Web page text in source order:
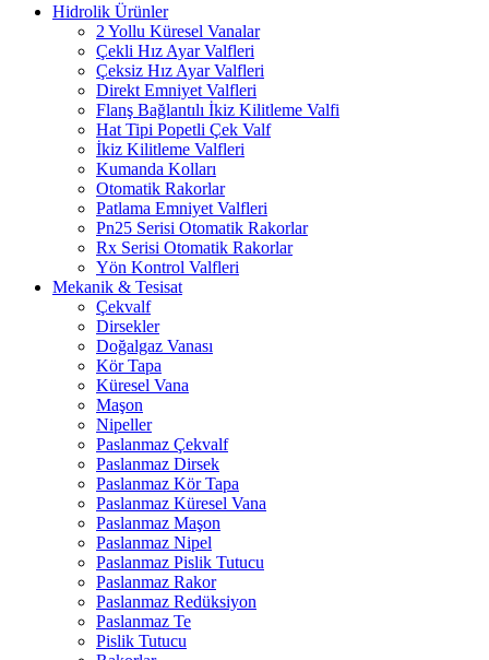
Hidrolik Ürünler
2 Yollu Küresel Vanalar
Çekli Hız Ayar Valfleri
Çeksiz Hız Ayar Valfleri
Direkt Emniyet Valfleri
Flanş Bağlantılı İkiz Kilitleme Valfi
Hat Tipi Popetli Çek Valf
İkiz Kilitleme Valfleri
Kumanda Kolları
Otomatik Rakorlar
Patlama Emniyet Valfleri
Pn25 Serisi Otomatik Rakorlar
Rx Serisi Otomatik Rakorlar
Yön Kontrol Valfleri
Mekanik & Tesisat
Çekvalf
Dirsekler
Doğalgaz Vanası
Kör Tapa
Küresel Vana
Maşon
Nipeller
Paslanmaz Çekvalf
Paslanmaz Dirsek
Paslanmaz Kör Tapa
Paslanmaz Küresel Vana
Paslanmaz Maşon
Paslanmaz Nipel
Paslanmaz Pislik Tutucu
Paslanmaz Rakor
Paslanmaz Redüksiyon
Paslanmaz Te
Pislik Tutucu